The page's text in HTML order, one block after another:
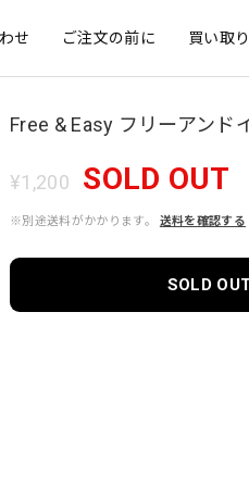
せ ご注文の前に 買い取
Free & Easy フリーアンド
¥1,200 SOLD OUT
※別途送料がかかります。 送料を確認する
SOLD